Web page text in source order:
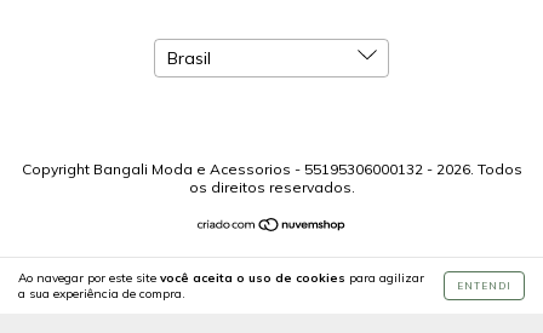
Ao navegar por este site você aceita o uso de cookies para agilizar
a sua experiência de compra.
ENTENDI
Copyright Bangali Moda e Acessorios - 55195306000132 - 2026. Todos
os direitos reservados.